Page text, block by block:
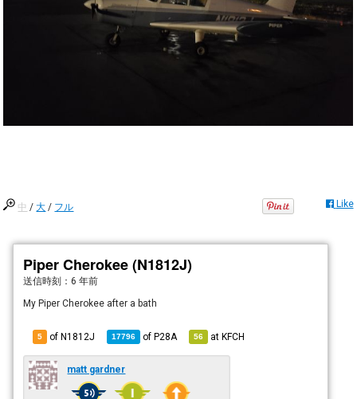
中 /大 / フル Like
Piper Cherokee (N1812J)
送信時刻：6 年前
My Piper Cherokee after a bath
5 of N1812J 17796 ofP28A 56 atKFCH
matt gardner